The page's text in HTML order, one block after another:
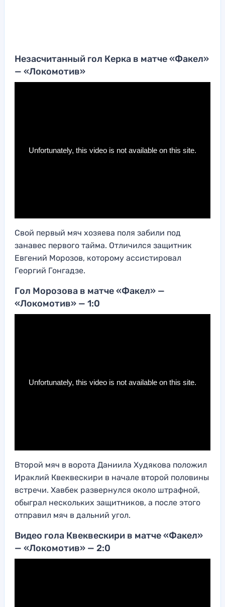
Незасчитанный гол Керка в матче «Факел»
— «Локомотив»
Свой первый мяч хозяева поля забили под
занавес первого тайма. Отличился защитник
Евгений Морозов, которому ассистировал
Георгий Гонгадзе.
Гол Морозова в матче «Факел» —
«Локомотив» — 1:0
Второй мяч в ворота Даниила Худякова положил
Ираклий Квеквескири в начале второй половины
встречи. Хавбек развернулся около штрафной,
обыграл нескольких защитников, а после этого
отправил мяч в дальний угол.
Видео гола Квеквескири в матче «Факел»
— «Локомотив» — 2:0